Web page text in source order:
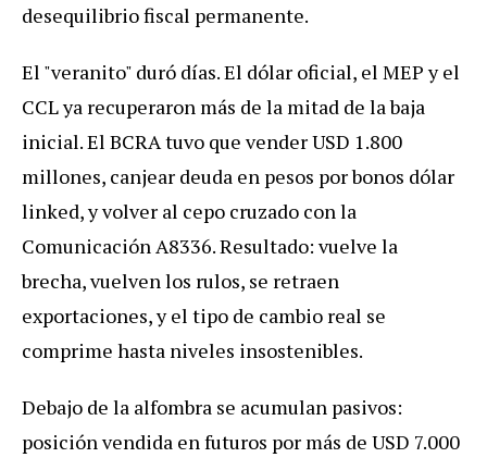
desequilibrio fiscal permanente.
El "veranito" duró días. El dólar oficial, el MEP y el
CCL ya recuperaron más de la mitad de la baja
inicial. El BCRA tuvo que vender USD 1.800
millones, canjear deuda en pesos por bonos dólar
linked, y volver al cepo cruzado con la
Comunicación A8336. Resultado: vuelve la
brecha, vuelven los rulos, se retraen
exportaciones, y el tipo de cambio real se
comprime hasta niveles insostenibles.
Debajo de la alfombra se acumulan pasivos:
posición vendida en futuros por más de USD 7.000